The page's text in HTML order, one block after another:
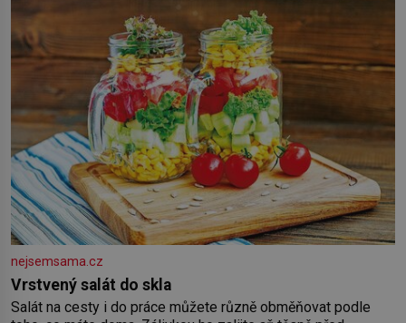
nejsemsama.cz
Vrstvený salát do skla
Salát na cesty i do práce můžete různě obměňovat podle